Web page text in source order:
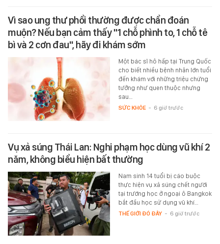
Vì sao ung thư phổi thường được chẩn đoán
muộn? Nếu bạn cảm thấy "1 chỗ phình to, 1 chỗ tê
bì và 2 cơn đau", hãy đi khám sớm
Một bác sĩ hô hấp tại Trung Quốc
cho biết nhiều bệnh nhân lớn tuổi
đến khám với những triệu chứng
tưởng như quen thuộc nhưng
sau…
SỨC KHỎE - 6 giờ trước
Vụ xả súng Thái Lan: Nghi phạm học dùng vũ khí 2
năm, không biểu hiện bất thường
Nam sinh 14 tuổi bị cáo buộc
thực hiện vụ xả súng chết người
tại trường học ở ngoại ô Bangkok
bắt đầu học sử dụng vũ khí…
THẾ GIỚI ĐÓ ĐÂY - 6 giờ trước